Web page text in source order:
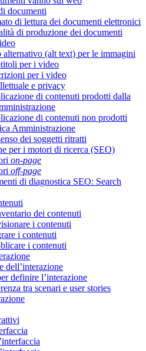
documenti
di lettura dei documenti elettronici
di produzione dei documenti
alternativo (alt text) per le immagini
per i video
per i video
e privacy
di contenuti prodotti dalla
di contenuti non prodotti
Amministrazione
dei soggetti ritratti
per i motori di ricerca (SEO)
on-page
off-page
di diagnostica SEO: Search
dei contenuti
i contenuti
i contenuti
i contenuti
dell’interazione
definire l’interazione
tra scenari e user stories